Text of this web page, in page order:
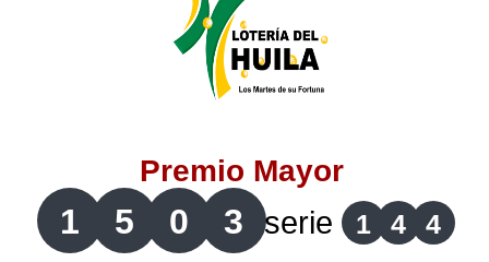
Lotería de Risaralda
Lotería de Santander
Lotería del Cauca
Premio Mayor
1 5 0 3 serie 1 4 4